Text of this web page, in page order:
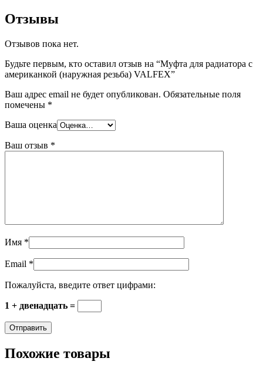
Отзывы
Отзывов пока нет.
Будьте первым, кто оставил отзыв на “Муфта для радиатора с
американкой (наружная резьба) VALFEX”
Ваш адрес email не будет опубликован. Обязательные поля
помечены *
Ваша оценка
Ваш отзыв *
Имя *
Email *
Пожалуйста, введите ответ цифрами:
1 + двенадцать =
Похожие товары